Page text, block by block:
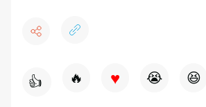
👍 🔥 ♥ 😭 😆